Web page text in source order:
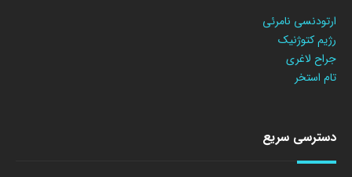
ارتودنسی نامرئی
رژیم کتوژنیک
جراح لاغری
تام استخر
دسترسی سریع